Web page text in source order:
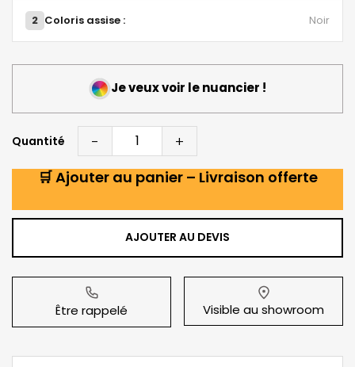
2 Coloris assise : Noir
Je veux voir le nuancier !
Quantité -
+
🛒 Ajouter au panier – Livraison offerte
AJOUTER AU DEVIS
Être rappelé Visible au showroom